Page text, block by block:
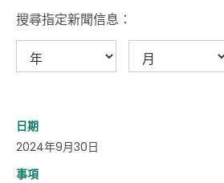
搜尋指定新聞信息：
日期
2024年9月30日
事項